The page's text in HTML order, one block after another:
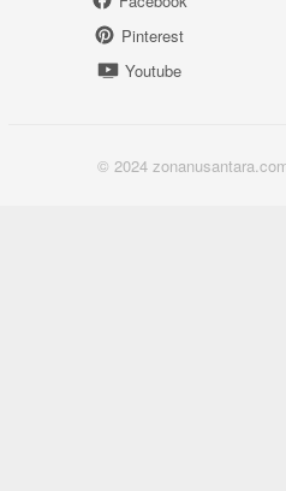
Pinterest
Youtube
© 2024